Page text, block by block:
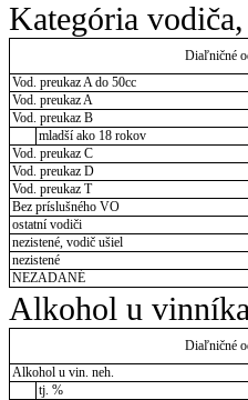
Kategória
Diaľničné
Vod. preukaz A do 50cc
Vod. preukaz A
Vod. preukaz B
mladší ako 18 rokov
Vod. preukaz C
Vod. preukaz D
Vod. preukaz T
Bez príslušného VO
ostatní vodiči
nezistené, vodič ušiel
nezistené
NEZADANÉ
Alkohol u
Diaľničné
Alkohol u vin. neh.
tj. %